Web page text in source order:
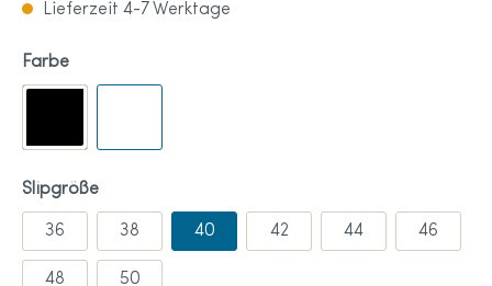
Lieferzeit 4-7 Werktage
Farbe
Slipgröße
36 38 40 42 44 46
48 50